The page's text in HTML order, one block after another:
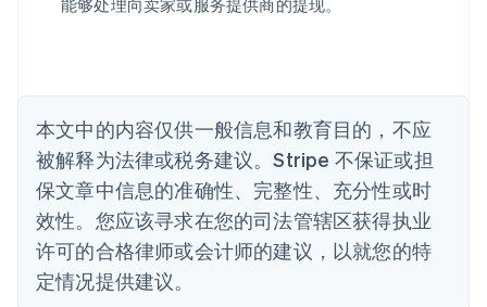
能够处理向卖家或服务提供商的提现。
本文中的内容仅供一般信息和教育目的，不应
被解释为法律或税务建议。Stripe 不保证或担
保文章中信息的准确性、完整性、充分性或时
效性。您应该寻求在您的司法管辖区获得执业
许可的合格律师或会计师的建议，以就您的特
定情况提供建议。
English
丹麦
德国
DeutschEnglish
法国
FrançaisEnglish
芬兰
EnglishSvenska